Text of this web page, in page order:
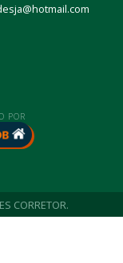
POR
CORRETOR.